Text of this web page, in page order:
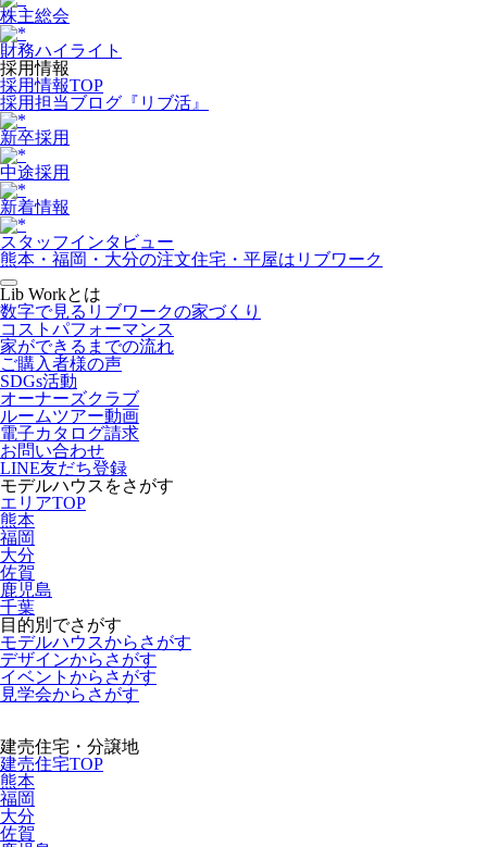
株主総会
財務ハイライト
採用情報
採用情報TOP
採用担当ブログ『リブ活』
新卒採用
中途採用
新着情報
スタッフインタビュー
熊本・福岡・大分の注文住宅・平屋はリブワーク
Lib Workとは
数字で見るリブワークの家づくり
コストパフォーマンス
家ができるまでの流れ
ご購入者様の声
SDGs活動
オーナーズクラブ
ルームツアー動画
電子カタログ請求
お問い合わせ
LINE友だち登録
モデルハウスをさがす
エリアTOP
熊本
福岡
大分
佐賀
鹿児島
千葉
目的別でさがす
モデルハウスからさがす
デザインからさがす
イベントからさがす
見学会からさがす
建売住宅・分譲地
建売住宅TOP
熊本
福岡
大分
佐賀